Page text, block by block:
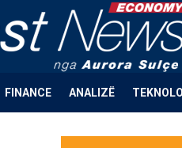
FINANCE ANALIZË